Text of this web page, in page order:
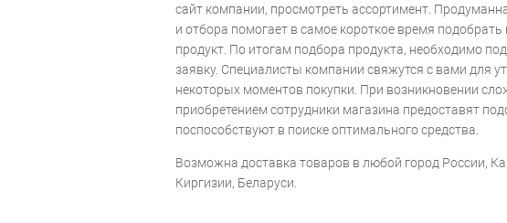
сайт компании, просмотреть ассортимент.
и отбора помогает в самое короткое время
продукт. По итогам подбора продукта, необходимо
заявку. Специалисты компании свяжутся с вами для
некоторых моментов покупки. При возникновении
приобретением сотрудники магазина предоставят
поспособствуют в поиске оптимального средства.
Возможна доставка товаров в любой город России,
Киргизии, Беларуси.